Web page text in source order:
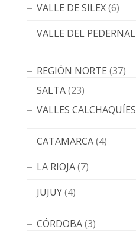
VALLE DE SILEX(6)
VALLE DEL PEDERNAL
REGIÓN NORTE (37)
SALTA(23)
VALLES CALCHAQUÍES
CATAMARCA(4)
LA RIOJA(7)
JUJUY(4)
CÓRDOBA(3)